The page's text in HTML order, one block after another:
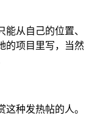
从自己的位置、
的项目里写，当然
种发热帖的人。